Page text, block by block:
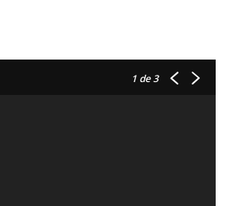
1 de 3